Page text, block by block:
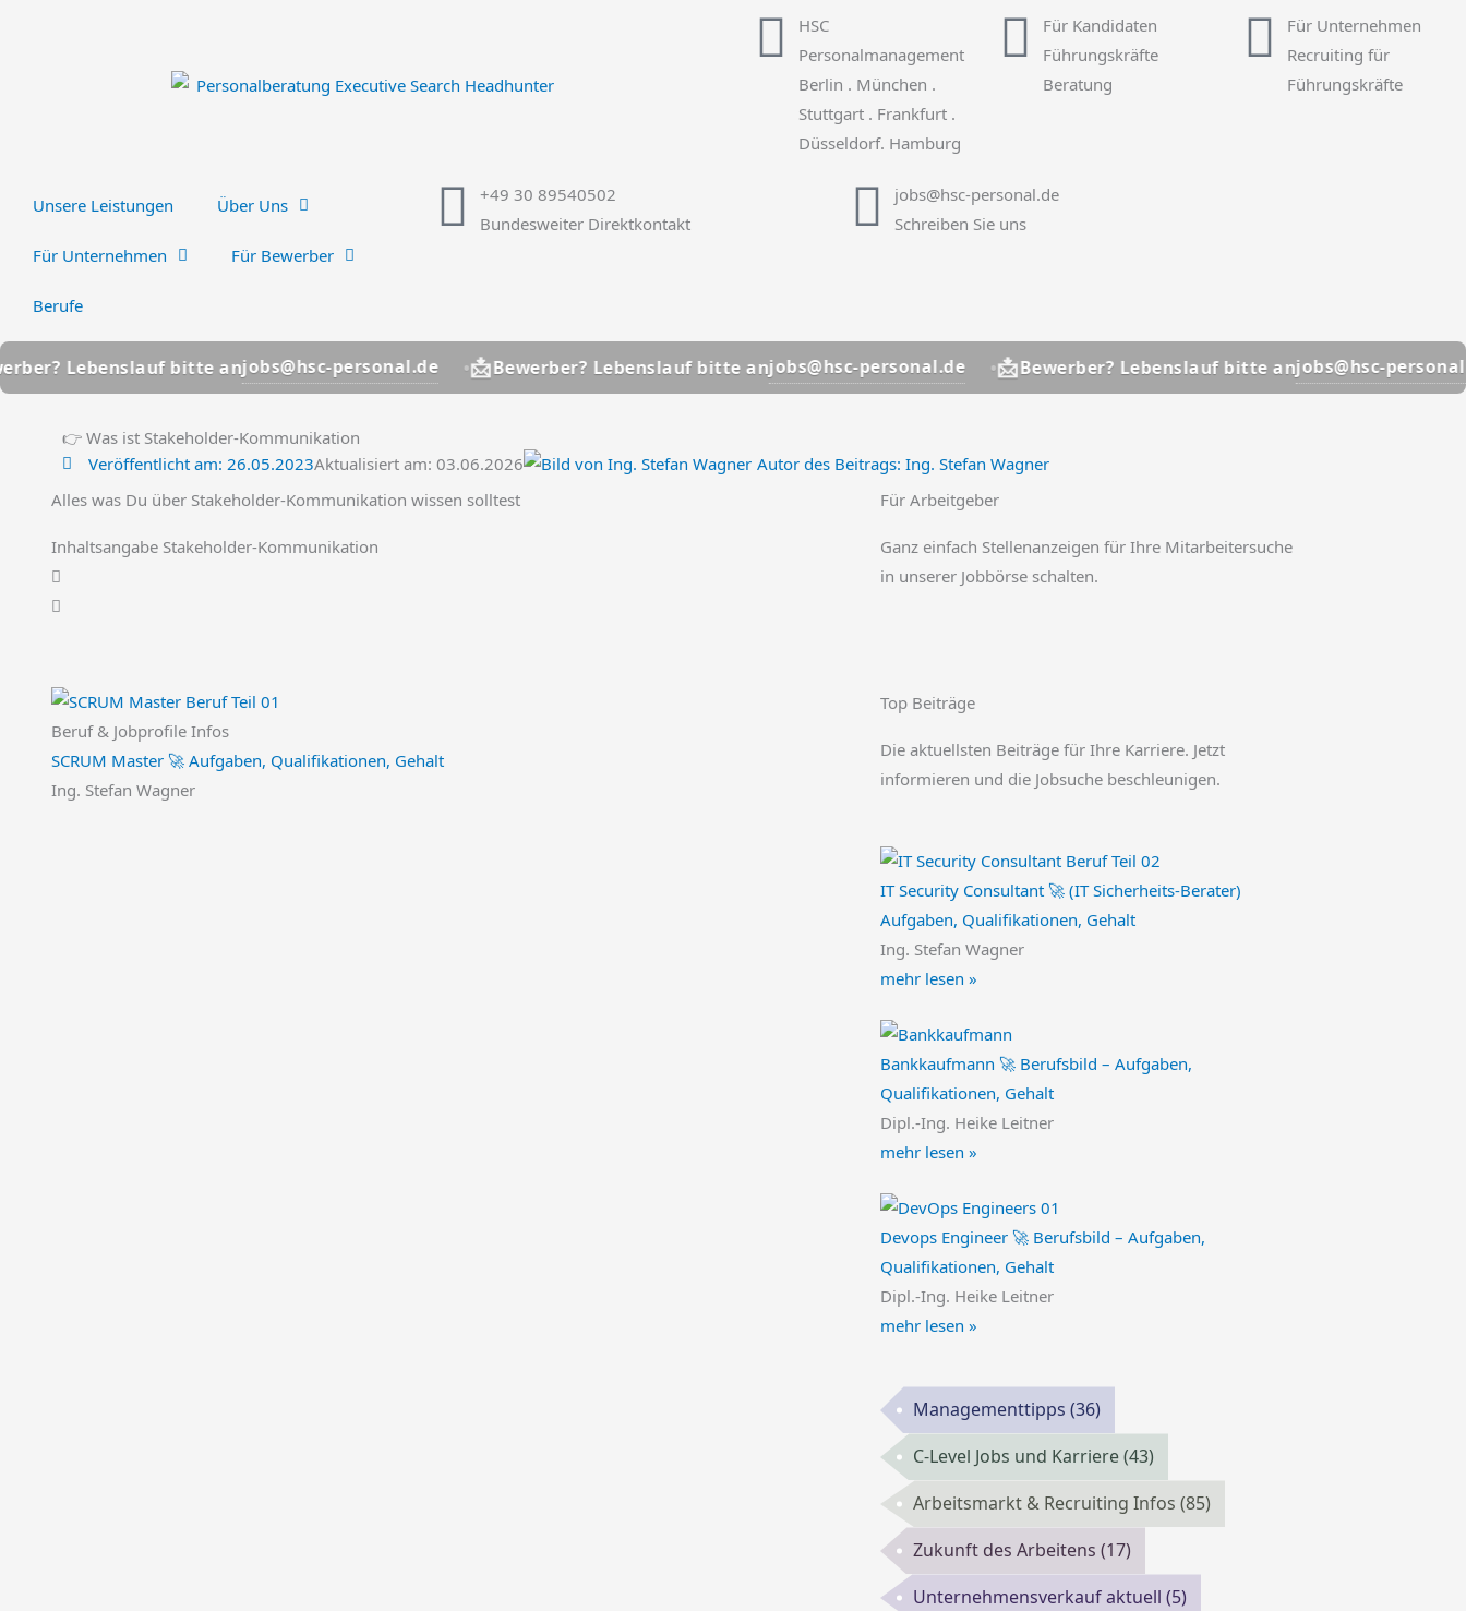
HSC
Personalmanagement
Berlin . München .
Stuttgart . Frankfurt .
Düsseldorf. Hamburg
Für Kandidaten
Führungskräfte
Beratung
Für Unternehmen
Recruiting für
Führungskräfte
Unsere Leistungen Über Uns
Für Unternehmen Für Bewerber
Berufe
+49 30 89540502
Bundesweiter Direktkontakt
jobs@hsc-personal.de
Schreiben Sie uns
bitte anjobs@hsc-personal.de 📩Bewerber? Lebenslauf bitte anjobs@hsc-personal.de 📩Bewerber? Lebenslauf bitte anjobs@hsc-personal.de 📩
👉 Was ist Stakeholder-Kommunikation
Veröffentlicht am: 26.05.2023Aktualisiert am: 03.06.2026 Autor des Beitrags: Ing. Stefan Wagner
Alles was Du über Stakeholder-Kommunikation wissen solltest
Inhaltsangabe Stakeholder-Kommunikation
Beruf & Jobprofile Infos
SCRUM Master 🚀 Aufgaben, Qualifikationen, Gehalt
Ing. Stefan Wagner
Für Arbeitgeber
Ganz einfach Stellenanzeigen für Ihre Mitarbeitersuche
in unserer Jobbörse schalten.
Top Beiträge
Die aktuellsten Beiträge für Ihre Karriere. Jetzt
informieren und die Jobsuche beschleunigen.
IT Security Consultant 🚀 (IT Sicherheits-Berater)
Aufgaben, Qualifikationen, Gehalt
Ing. Stefan Wagner
mehr lesen »
Bankkaufmann 🚀 Berufsbild – Aufgaben,
Qualifikationen, Gehalt
Dipl.-Ing. Heike Leitner
mehr lesen »
Devops Engineer 🚀 Berufsbild – Aufgaben,
Qualifikationen, Gehalt
Dipl.-Ing. Heike Leitner
mehr lesen »
Managementtipps (36)
C-Level Jobs und Karriere(43)
Arbeitsmarkt & Recruiting Infos (85)
Zukunft des Arbeitens (17)
Unternehmensverkauf aktuell (5)